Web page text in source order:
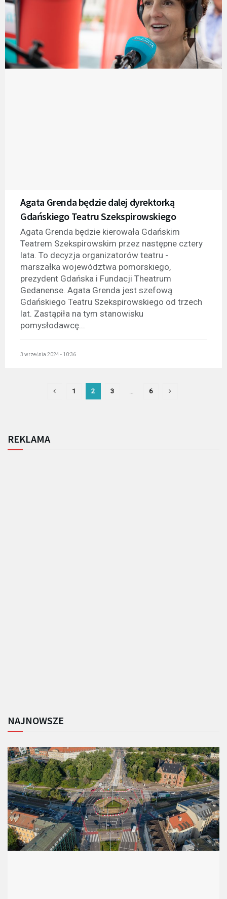
Agata Grenda będzie dalej dyrektorką
Gdańskiego Teatru Szekspirowskiego
Agata Grenda będzie kierowała Gdańskim
Teatrem Szekspirowskim przez następne cztery
lata. To decyzja organizatorów teatru -
marszałka województwa pomorskiego,
prezydent Gdańska i Fundacji Theatrum
Gedanense. Agata Grenda jest szefową
Gdańskiego Teatru Szekspirowskiego od trzech
lat. Zastąpiła na tym stanowisku
pomysłodawcę...
3 września 2024 - 10:36
1 2 3 6
REKLAMA
NAJNOWSZE